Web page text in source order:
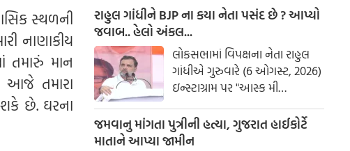
સ્થળની
નાણાકીય
તમારું માન
તમારા
શકે છે. ઘરના
રાહુલ ગાંધીને BJP ના કયા નેતા પસંદ છે ? આપ્યો
જવાબ.. હેલો અંકલ...
લોકસભામાં વિપક્ષના નેતા રાહુલ
ગાંધીએ ગુરુવારે (6 ઓગસ્ટ, 2026)
ઇન્સ્ટાગ્રામ પર "આસ્ક મી
એનિથિંગ" સત્ર શરૂ કર્યું, જેનો હેતુ
Gen Z માં તેમની પહોંચ વધારવાનો
હતો.
જમવાનુ માંગતા પુત્રીની હત્યા, ગુજરાત હાઈકોર્ટે
માતાને આપ્યા જામીન